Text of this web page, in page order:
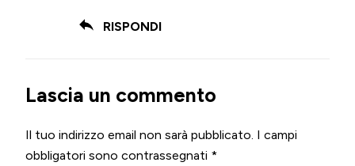
RISPONDI
Lascia un commento
Il tuo indirizzo email non sarà pubblicato. I campi
obbligatori sono contrassegnati *